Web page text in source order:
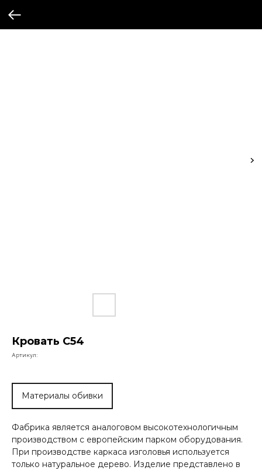
Кровать С54
Артикул:
Материалы обивки
Фабрика является аналоговом высокотехнологичным
производством с европейским парком оборудования.
При производстве каркаса изголовья используется
только натуральное дерево. Изделие представлено в